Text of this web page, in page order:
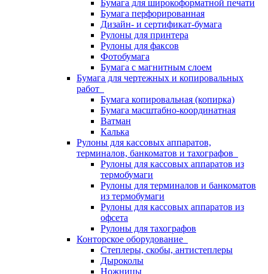
Бумага для широкоформатной печати
Бумага перфорированная
Дизайн- и сертификат-бумага
Рулоны для принтера
Рулоны для факсов
Фотобумага
Бумага с магнитным слоем
Бумага для чертежных и копировальных
работ
Бумага копировальная (копирка)
Бумага масштабно-координатная
Ватман
Калька
Рулоны для кассовых аппаратов,
терминалов, банкоматов и тахографов
Рулоны для кассовых аппаратов из
термобумаги
Рулоны для терминалов и банкоматов
из термобумаги
Рулоны для кассовых аппаратов из
офсета
Рулоны для тахографов
Конторское оборудование
Степлеры, скобы, антистеплеры
Дыроколы
Ножницы